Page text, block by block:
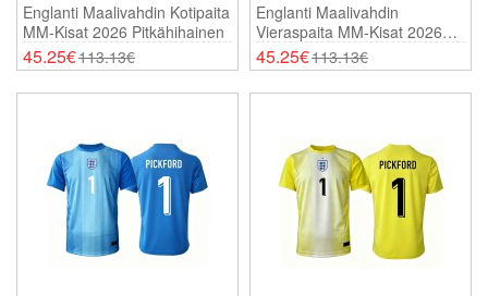
Englanti Maalivahdin Kotipaita
MM-Kisat 2026 Pitkähihainen
45.25€113.13€
Englanti Maalivahdin
Vieraspaita MM-Kisat 2026
Pitkähihainen
45.25€113.13€